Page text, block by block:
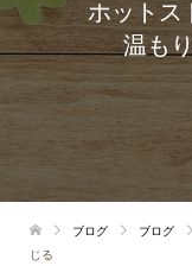
ホットス
温も
ブログ ブログ
じる